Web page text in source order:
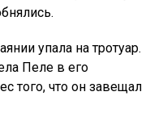
упала на тротуар.
Пеле в его
того, что он завещал